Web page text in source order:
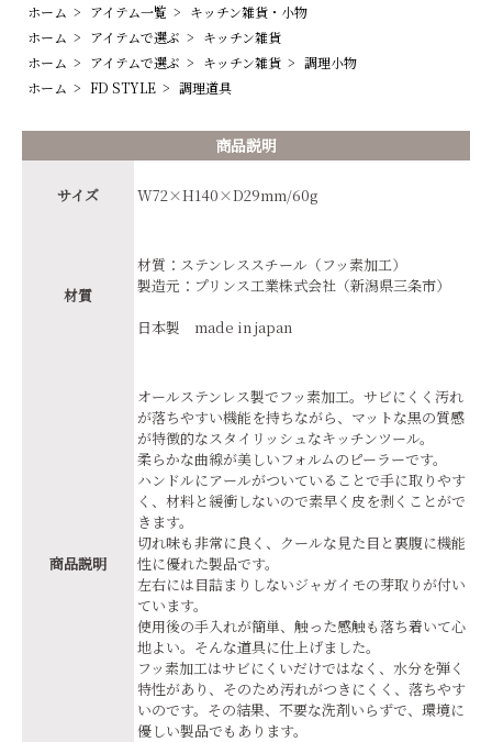
ホーム > アイテム一覧 > キッチン雑貨・小物
ホーム > アイテムで選ぶ > キッチン雑貨
ホーム > アイテムで選ぶ > キッチン雑貨 > 調理小物
ホーム > FD STYLE > 調理道具
商品説明
サイズ W72×H140×D29mm/60g
材質
材質：ステンレススチール（フッ素加工）
製造元：プリンス工業株式会社（新潟県三条市）
日本製 made in japan
商品説明
オールステンレス製でフッ素加工。サビにくく汚れ
が落ちやすい機能を持ちながら、マットな黒の質感
が特徴的なスタイリッシュなキッチンツール。
柔らかな曲線が美しいフォルムのピーラーです。
ハンドルにアールがついていることで手に取りやす
く、材料と緩衝しないので素早く皮を剥くことがで
きます。
切れ味も非常に良く、クールな見た目と裏腹に機能
性に優れた製品です。
左右には目詰まりしないジャガイモの芽取りが付い
ています。
使用後の手入れが簡単、触った感触も落ち着いて心
地よい。そんな道具に仕上げました。
フッ素加工はサビにくいだけではなく、水分を弾く
特性があり、そのため汚れがつきにくく、落ちやす
いのです。その結果、不要な洗剤いらずで、環境に
優しい製品でもあります。